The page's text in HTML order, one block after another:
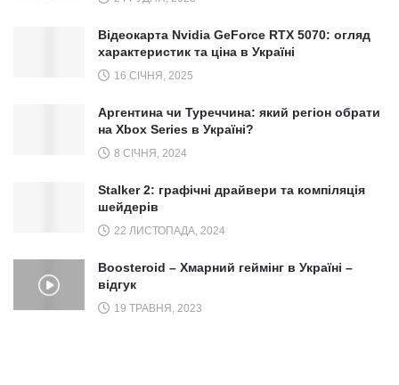
Відеокарта Nvidia GeForce RTX 5070: огляд
характеристик та ціна в Україні
16 СІЧНЯ, 2025
Аргентина чи Туреччина: який регіон обрати
на Xbox Series в Україні?
8 СІЧНЯ, 2024
Stalker 2: графічні драйвери та компіляція
шейдерів
22 ЛИСТОПАДА, 2024
Boosteroid – Хмарний геймінг в Україні –
відгук
19 ТРАВНЯ, 2023